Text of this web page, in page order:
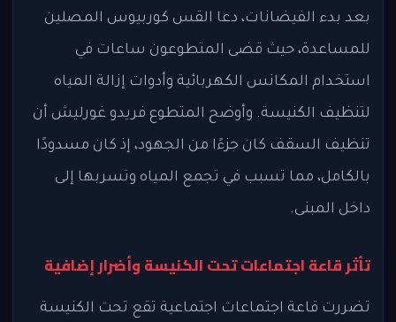
بعد بدء الفيضانات، دعا القس كوربيوس المصلين
للمساعدة، حيث قضى المتطوعون ساعات في
استخدام المكانس الكهربائية وأدوات إزالة المياه
لتنظيف الكنيسة. وأوضح المتطوع فريدو غورليش أن
تنظيف السقف كان جزءًا من الجهود، إذ كان مسدودًا
بالكامل، مما تسبب في تجمع المياه وتسربها إلى
داخل المبنى.
تأثر قاعة اجتماعات تحت الكنيسة وأضرار إضافية
تضررت قاعة اجتماعات اجتماعية تقع تحت الكنيسة